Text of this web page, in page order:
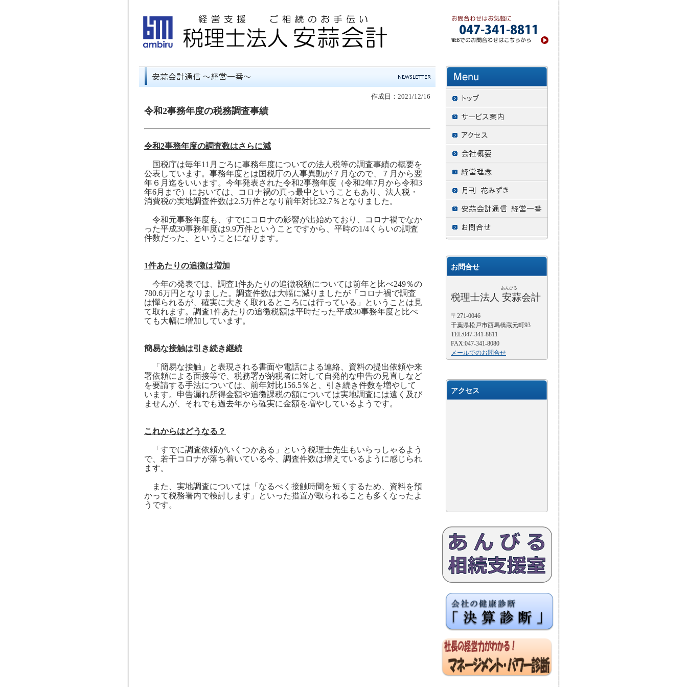
作成日：2021/12/16
令和2事務年度の税務調査事績
令和2事務年度の調査数はさらに減
国税庁は毎年11 月ごろに事務年度についての法人税等の調査事績の概要を
公表しています。事務年度とは国税庁の人事異動が７月なので、７月から翌
年６月迄をいいます。今年発表された令和2事務年度（令和2年7月から令和3
年6月まで）においては、コロナ禍の真っ最中ということもあり、法人税・
消費税の実地調査件数は2.5万件となり前年対比32.7％となりました。
令和元事務年度も、すでにコロナの影響が出始めており、コロナ禍でなか
った平成30事務年度は9.9万件ということですから、平時の1/4 くらいの調査
件数だった、ということになります。
1件あたりの追徴は増加
今年の発表では、調査1件あたりの追徴税額については前年と比べ249％の
780.6万円となりました。調査件数は大幅に減りましたが「コロナ禍で調査
は憚られるが、確実に大きく取れるところには行っている」ということは見
て取れます。調査1件あたりの追徴税額は平時だった平成30事務年度と比べ
ても大幅に増加しています。
簡易な接触は引き続き継続
「簡易な接触」と表現される書面や電話による連絡、資料の提出依頼や来
署依頼による面接等で、税務署が納税者に対して自発的な申告の見直しなど
を要請する手法については、前年対比156.5％と、引き続き件数を増やして
います。申告漏れ所得金額や追徴課税の額については実地調査には遠く及び
ませんが、それでも過去年から確実に金額を増やしているようです。
これからはどうなる？
「すでに調査依頼がいくつかある」という税理士先生もいらっしゃるよう
で、若干コロナが落ち着いている今、調査件数は増えているように感じられ
ます。
また、実地調査については「なるべく接触時間を短くするため、資料を預
かって税務署内で検討します」といった措置が取られることも多くなったよ
うです。
お問合せ
あんびる
税理士法人 安蒜会計
〒271-0046
千葉県松戸市西馬橋蔵元町93
TEL:047-341-8811
FAX:047-341-8080
メールでのお問合せ
アクセス